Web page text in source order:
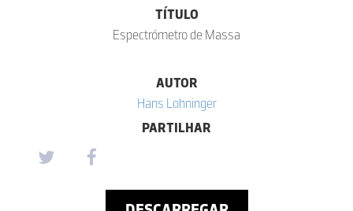
TÍTULO
Espectrómetro de Massa
AUTOR
Hans Lohninger
PARTILHAR